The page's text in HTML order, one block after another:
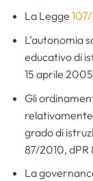
La Legge
L’autonomia
educativo di
15 aprile
Gli
grado di
87/2010,
La